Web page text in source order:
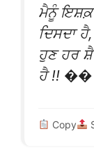
ਮੈਨੂੰ ਇਸ਼ਕ਼
ਦਿਸਦਾ ਹੈ,
ਹੁਣ ਹਰ ਸ਼ੈ
ਹੈ !! ��
Copy